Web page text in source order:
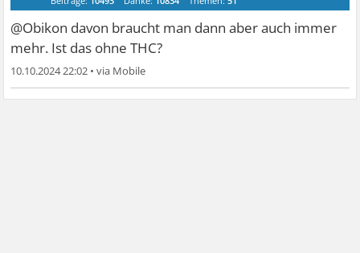
@Obikon davon braucht man dann aber auch immer
mehr. Ist das ohne THC?
10.10.2024 22:02 •